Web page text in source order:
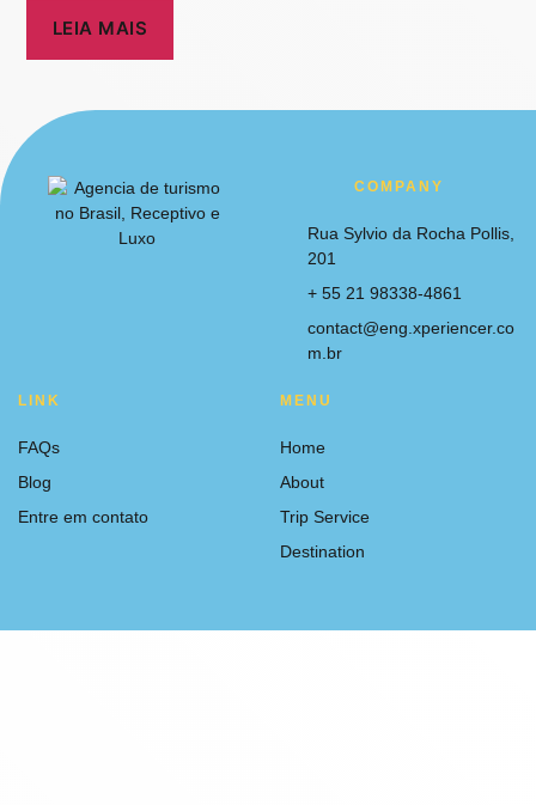
LEIA MAIS
COMPANY
Rua Sylvio da Rocha Pollis,
201
+ 55 21 98338-4861
contact@eng.xperiencer.co
m.br
LINK
FAQs
Blog
Entre em contato
MENU
Home
About
Trip Service
Destination